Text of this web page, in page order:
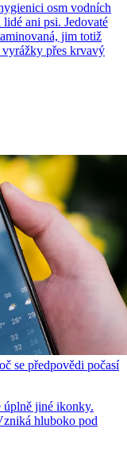
osm vodních
ani psi. Jedovaté
jim totiž
přes krvavý
se předpovědi počasí
úplně jiné ikonky.
hluboko pod